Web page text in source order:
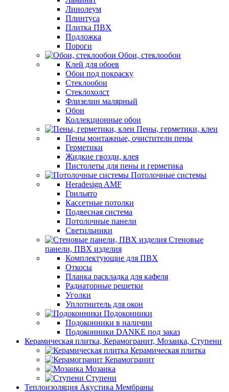
Линолеум
Плинтуса
Плитка ПВХ
Подложка
Пороги
Обои, стеклообои
Клей для обоев
Обои под покраску
Стеклообои
Стеклохолст
Флизелин малярный
Обои
Коллекционные обои
Пены, герметики, клеи
Пены монтажные, очистители пены
Герметики
Жидкие гвозди, клея
Пистолеты для пены и герметика
Потолочные системы
Heradesign AMF
Грильято
Кассетные потолки
Подвесная система
Потолочные панели
Светильники
Стеновые
панели, ПВХ изделия
Комплектующие для ПВХ
Откосы
Планка раскладка для кафеля
Радиаторные решетки
Уголки
Уплотнитель для окон
Подоконники
Подоконники в наличии
Подоконники DANKE под заказ
Керамическая плитка, Керамогранит, Мозаика, Ступени
Керамическая плитка
Керамогранит
Мозаика
Ступени
Теплоизоляция Акустика Мембраны